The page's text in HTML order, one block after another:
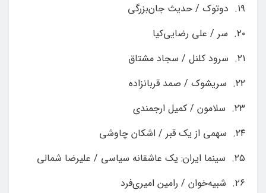
۱۹. دوتوک / حدیث جان‌بزرگی
۲۰. سر / علی رضایی‌کیا
۲۱. سرود کلنل / سجاد مشتاق
۲۲. سریشوک / صمد قربانزاده
۲۳. سلامون / کمیل ارجمندی
۲۴. سهمی از یک قبر / اشکان چاوشی
۲۵. سینما ایران: یک عاشقانه سیاسی / علیرضا شمالی
۲۶. شبیه‌خوان / رامین امیری‌فرد